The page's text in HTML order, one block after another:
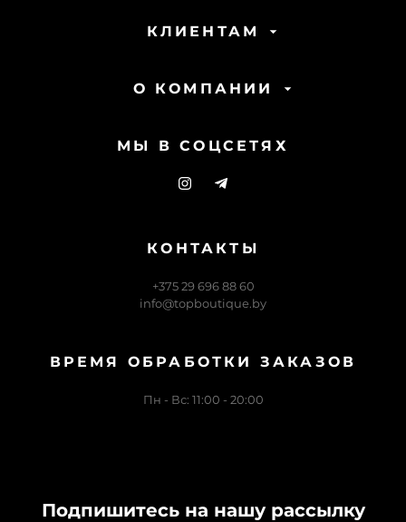
КЛИЕНТАМ
О КОМПАНИИ
МЫ В СОЦСЕТЯХ
КОНТАКТЫ
+375 29 696 88 60
info@topboutique.by
ВРЕМЯ ОБРАБОТКИ ЗАКАЗОВ
Пн - Вс: 11:00 - 20:00
Подпишитесь на нашу рассылку